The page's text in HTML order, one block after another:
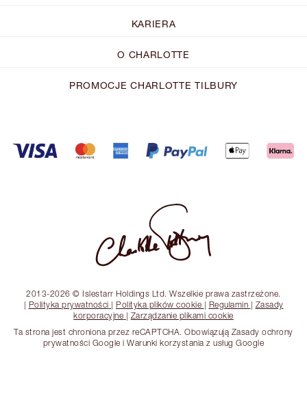
KARIERA
O CHARLOTTE
PROMOCJE CHARLOTTE TILBURY
2013-2026 © Islestarr Holdings Ltd. Wszelkie prawa zastrzeżone.
| Polityka prywatności | Polityka plików cookie | Regulamin | Zasady
korporacyjne | Zarządzanie plikami cookie
Ta strona jest chroniona przez reCAPTCHA. Obowiązują Zasady ochrony
prywatności Google i Warunki korzystania z usług Google